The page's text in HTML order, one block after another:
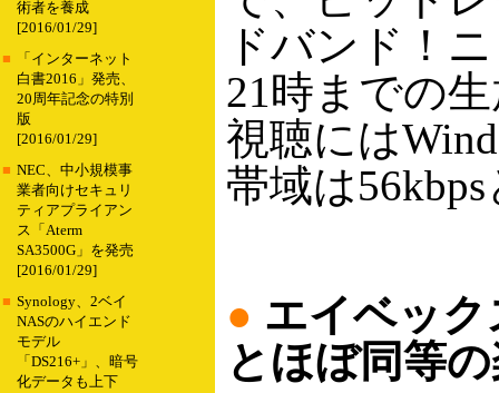
術者を養成
[2016/01/29]
■
「インターネット
白書2016」発売、
20周年記念の特別
版
[2016/01/29]
■ NEC、中小規模事
業者向けセキュリ
ティアプライアン
ス「Aterm
SA3500G」を発売
[2016/01/29]
■ Synology、2ベイ
NASのハイエンド
モデル
「DS216+」、暗号
化データも上下
ドバンド！
21時までの
視聴には
帯域は
● エイベッ
とほぼ同等